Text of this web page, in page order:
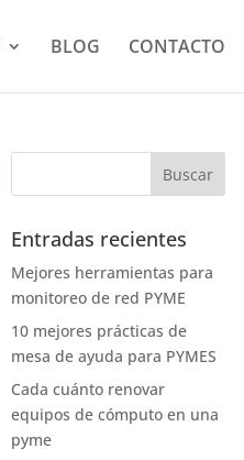
BLOG CONTACTO
Entradas recientes
Mejores herramientas para
monitoreo de red PYME
10 mejores prácticas de
mesa de ayuda para PYMES
Cada cuánto renovar
equipos de cómputo en una
pyme